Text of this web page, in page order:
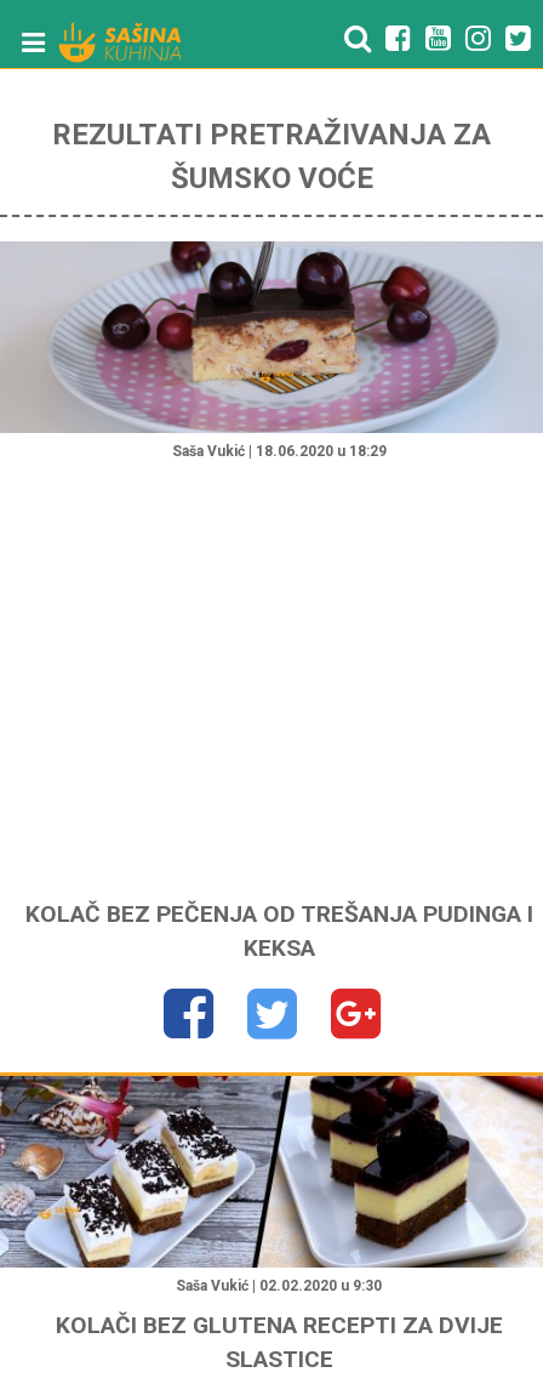
REZULTATI PRETRAŽIVANJA ZA
ŠUMSKO VOĆE
Saša Vukić | 18.06.2020 u 18:29
KOLAČ BEZ PEČENJA OD TREŠANJA PUDINGA I
KEKSA
"
Saša Vukić | 02.02.2020 u 9:30
KOLAČI BEZ GLUTENA RECEPTI ZA DVIJE
SLASTICE